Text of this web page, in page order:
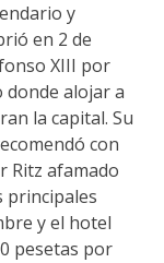
y
en 2 de
XIII por
alojar a
la capital. Su
con
Ritz afamado
principales
y el hotel
pesetas por